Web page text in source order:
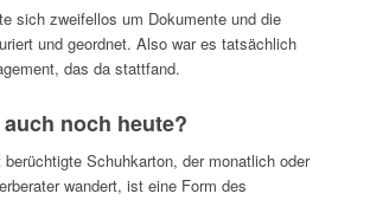
sich zweifellos um Dokumente und die
und geordnet. Also war es tatsächlich
das da stattfand.
noch heute?
Schuhkarton, der monatlich oder
wandert, ist eine Form des